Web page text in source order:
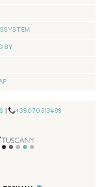
BY
+39.070.513489